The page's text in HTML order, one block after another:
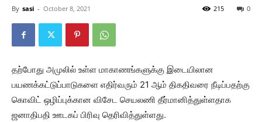
By sasi - October 8, 2021 0
215
தற்போது அமுலில் உள்ள மாகாணங்களுக்கு இடையிலான
பயணக்கட்டுப்பாடுகளை எதிர்வரும் 21 ஆம் திகதிவரை நீடிப்பதற்கு
கொவிட் ஒழிப்புக்கான விசேட செயலணி தீர்மானித்துள்ளதாக
ஜனாதிபதி ஊடகப் பிரிவு தெரிவித்துள்ளது.